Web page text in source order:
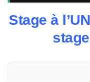
Stage à